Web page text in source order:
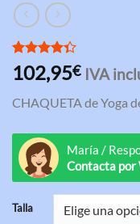
Valorado
con4.33
base a
3
de clientes
102,95€ IVA
CHAQUETA de Yoga
María /
Contacta por
Talla